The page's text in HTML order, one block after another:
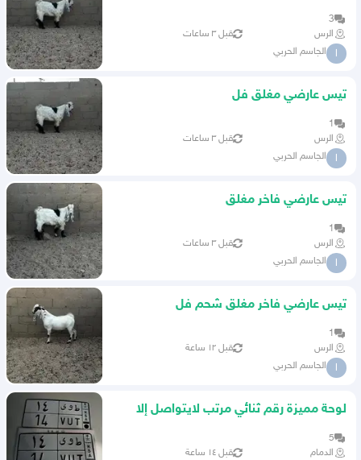
3
الرس
قبل ٣ ساعات
ا الجاسم الحربي
تيس عارضي مغلق فل
1
الرس
قبل ٣ ساعات
ا الجاسم الحربي
تيس عارضي فاخر مغلق
1
الرس
قبل ٣ ساعات
ا الجاسم الحربي
تيس عارضي فاخر مغلق شحم فل
1
الرس
قبل ١٢ ساعة
ا الجاسم الحربي
لوحة مميزة رقم ثنائي مرتب لايتواصل إلا
5
الدمام
قبل ١٤ ساعة